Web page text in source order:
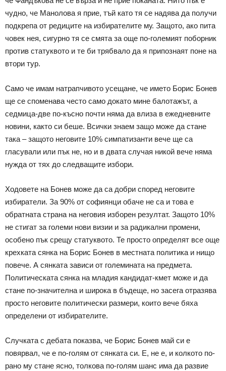
чудно, че Манолова я прие, тъй като тя се надява да получи
подкрепа от редиците на избирателите му. Защото, ако пита
човек нея, сигурно тя се смята за още по-големият поборник
против статуквото и те би трябвало да я припознаят поне на
втори тур.
Само че имам натрапчивото усещане, че името Борис Бонев
ще се споменава често само докато мине балотажът, а
седмица-две по-късно почти няма да влиза в ежедневните
новини, както си беше. Всички знаем защо може да стане
така – защото неговите 10% симпатизанти вече ще са
гласували или пък не, но и в двата случая никой вече няма
нужда от тях до следващите избори.
Ходовете на Бонев може да са добри според неговите
избиратели. За 90% от софиянци обаче не са и това е
обратната страна на неговия изборен резултат. Защото 10%
не стигат за големи нови визии и за радикални промени,
особено пък срещу статуквото. Те просто определят все още
крехката сянка на Борис Бонев в местната политика и нищо
повече. А сянката зависи от големината на предмета.
Политическата сянка на младия кандидат-кмет може и да
стане по-значителна и широка в бъдеще, но засега отразява
просто неговите политически размери, които вече бяха
определени от избирателите.
Случката с дебата показва, че Борис Бонев май си е
повярвал, че е по-голям от сянката си. Е, не е, и колкото по-
рано му стане ясно, толкова по-голям шанс има да развие